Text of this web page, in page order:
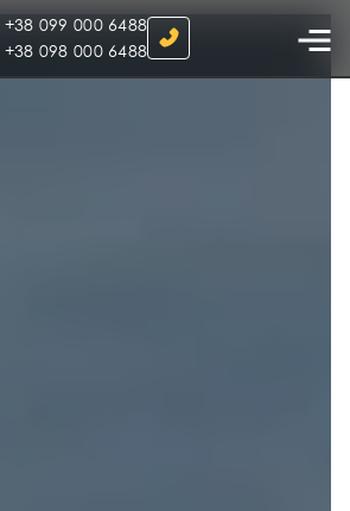
+38 099 000 6488
+38 098 000 6488